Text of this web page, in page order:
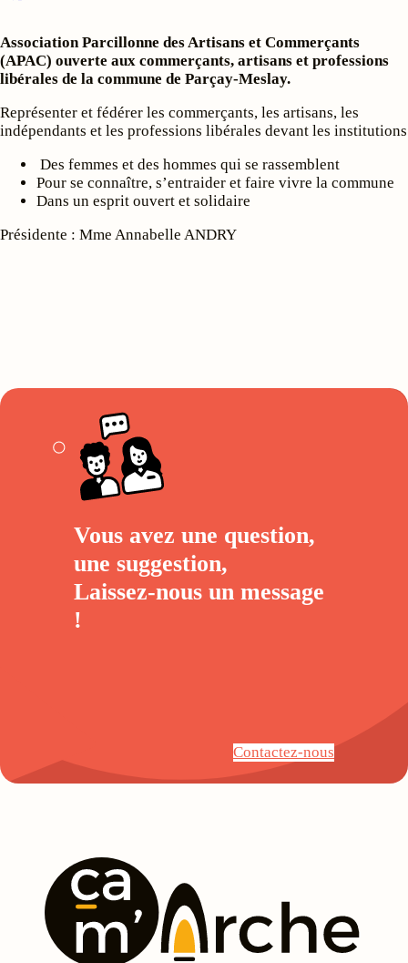
Association Parcillonne des Artisans et Commerçants
(APAC) ouverte aux commerçants, artisans et professions
libérales de la commune de Parçay-Meslay.
Représenter et fédérer les commerçants, les artisans, les
indépendants et les professions libérales devant les institutions
Des femmes et des hommes qui se rassemblent
Pour se connaître, s’entraider et faire vivre la commune
Dans un esprit ouvert et solidaire
Présidente : Mme Annabelle ANDRY
Vous avez une question,
une suggestion,
Laissez-nous un message
!
Contactez-nous